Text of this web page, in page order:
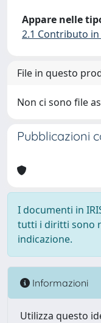
Appare nelle
2.1 Contributo
File in questo
Non ci sono file
Pubblicazioni
I documenti in
tutti i diritti sono
indicazione.
Informazioni
Utilizza questo